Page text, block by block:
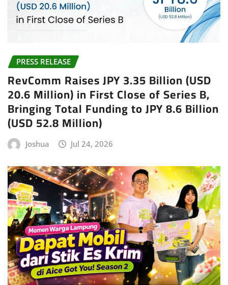
PRESS RELEASE
RevComm Raises JPY 3.35 Billion (USD
20.6 Million) in First Close of Series B,
Bringing Total Funding to JPY 8.6 Billion
(USD 52.8 Million)
Joshua Jul 24, 2026